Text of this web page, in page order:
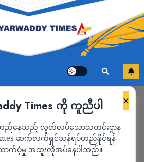
×
Times ကို ကူညီပါ
ည်နေသည့် လွတ်လပ်သောသတင်းဌာန
ဆက်လက်ရှင်သန်ရပ်တည်နိုင်ရန်
က်ပံ့မှု အထူးလိုအပ်နေပါသည်။